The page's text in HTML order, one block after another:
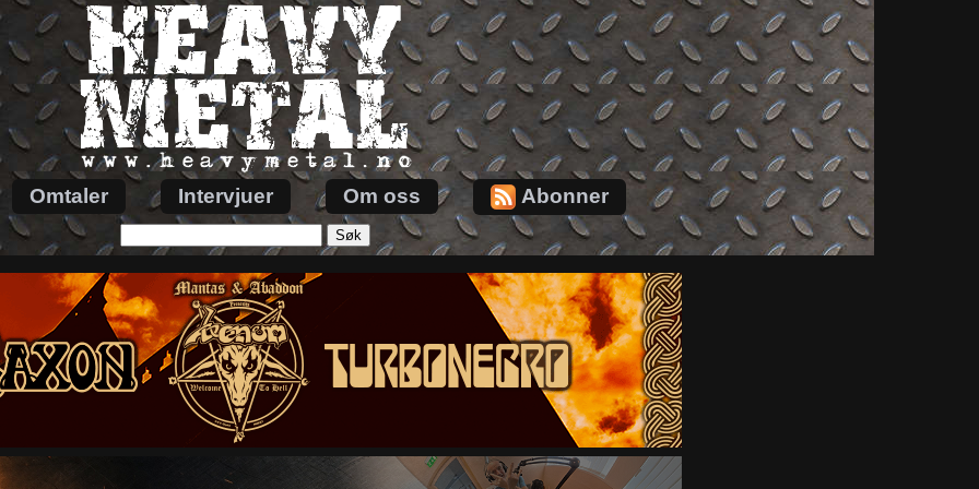
Omtaler Intervjuer Om oss Abonner
etter: